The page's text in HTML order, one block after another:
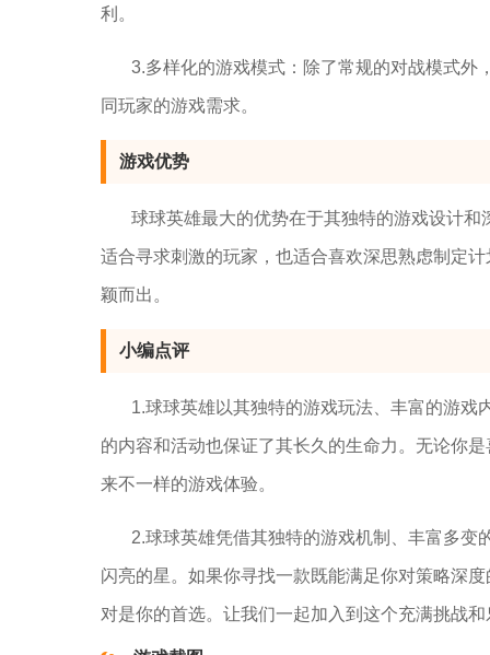
利。
3.多样化的游戏模式：除了常规的对战模式外
同玩家的游戏需求。
游戏优势
球球英雄最大的优势在于其独特的游戏设计
适合寻求刺激的玩家，也适合喜欢深思熟虑制定
颖而出。
小编点评
1.球球英雄以其独特的游戏玩法、丰富的游
的内容和活动也保证了其长久的生命力。无论你
来不一样的游戏体验。
2.球球英雄凭借其独特的游戏机制、丰富多
闪亮的星。如果你寻找一款既能满足你对策略深
对是你的首选。让我们一起加入到这个充满挑战